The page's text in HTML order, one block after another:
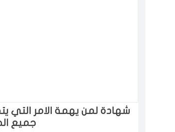
شهادة لمن يهمة الامر التي
جميع